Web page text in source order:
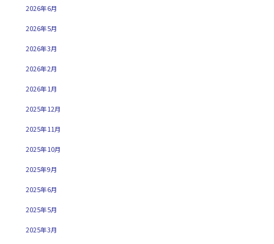
2026年6月
2026年5月
2026年3月
2026年2月
2026年1月
2025年12月
2025年11月
2025年10月
2025年9月
2025年6月
2025年5月
2025年3月